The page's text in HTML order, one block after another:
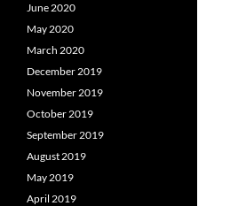
June 2020
May 2020
March 2020
December 2019
November 2019
October 2019
September 2019
August 2019
May 2019
April 2019